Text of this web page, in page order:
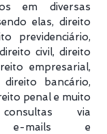
em diversas
elas, direito
previdenciário​,
civil, direito
empresarial,
bancário,
penal e muito
via
e-mails e